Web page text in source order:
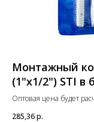
Монтажный
(1"х1/2") STI в
Оптовая цена будет
285,36р.